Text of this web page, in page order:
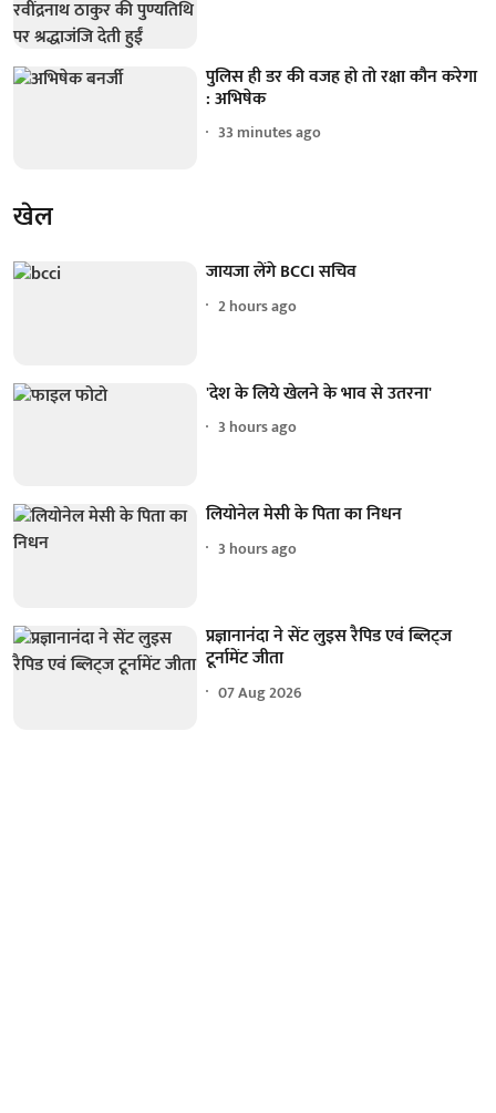
पुलिस ही डर की वजह हो तो रक्षा कौन करेगा
: अभिषेक
33 minutes ago
खेल
जायजा लेंगे BCCI सचिव
2 hours ago
'देश के लिये खेलने के भाव से उतरना'
3 hours ago
लियोनेल मेसी के पिता का निधन
3 hours ago
प्रज्ञानानंदा ने सेंट लुइस रैपिड एवं ब्लिट्ज
टूर्नामेंट जीता
07 Aug 2026